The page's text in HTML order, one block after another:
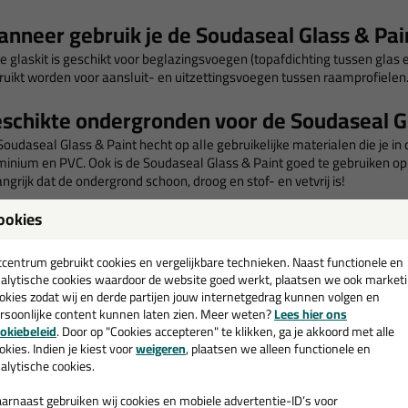
gebruik je de Soudaseal Glass &
glaskit is geschikt voor beglazingsvoegen (topafdichting tussen
worden voor aansluit- en uitzettingsvoegen tussen
ondergronden voor de Soudaseal
Glass & Paint hecht op alle gebruikelijke materialen die je
en PVC. Ook is de Soudaseal Glass & Paint goed te gebruiken
dat de ondergrond schoon, droog en stof- en vetvrij is!
van de Soudaseal Glass & Paint
Speciaal ontwikkeld om overschilderd te worden met
Goede mechanische eigenschappen
Hoge elastisiteit
Er ontstaat geen blaas vorming bij vochtig- en warm weer
Zeer goed bestand tegen UV-straling en weersomstandigheden
Gemakkelijk uitspuitbaar en toepasbaar, ook bij lage temperaturen.
Bevat geen isocyanaten, solventen, zuren of halogenen
Anti-inbraak conform PKVW (Politie Keurmerk Veilig Wonen)
gebruikt cookies en vergelijkbare technieken. Naast functionele en
cookies waardoor de website goed werkt, plaatsen we ook
zodat wij en derde partijen jouw internetgedrag kunnen volgen en
content kunnen laten zien. Meer weten?Lees hier ons
. Door op "Cookies accepteren" te klikken, ga je akkoord met alle
Indien je kiest voorweigeren, plaatsen we alleen functionele en
cookies.
gebruiken wij cookies en mobiele advertentie-ID’s voor